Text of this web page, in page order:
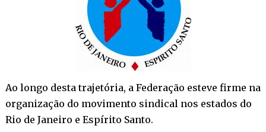
Ao longo desta trajetória, a Federação esteve firme na
organização do movimento sindical nos estados do
Rio de Janeiro e Espírito Santo.